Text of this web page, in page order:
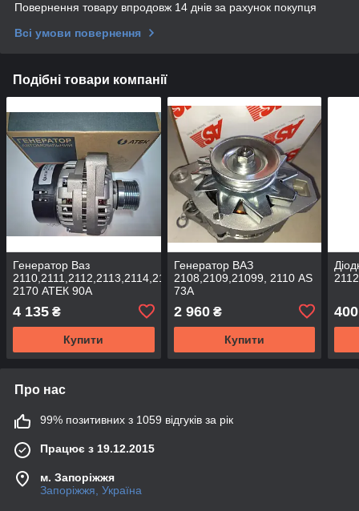
Повернення товару впродовж 14 днів за рахунок покупця
Всі умови повернення
Подібні товари компанії
Генератор Ваз
2110,2111,2112,2113,2114,2115,
2170 АТЕК 90А
4 135 ₴
Купити
Генератор ВАЗ
2108,2109,21099, 2110 AS
73А
2 960₴
Купити
400
Про нас
99% позитивних з 1059 відгуків за рік
Працює з 19.12.2015
м. Запоріжжя
Запоріжжя, Україна